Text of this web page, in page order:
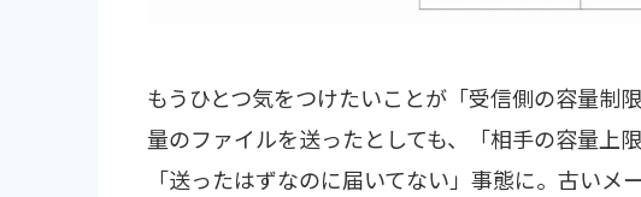
もうひとつ気をつけたいことが「受信側の容量制
量のファイルを送ったとしても、「相手の容量上
「送ったはずなのに届いてない」事態に。古いメ